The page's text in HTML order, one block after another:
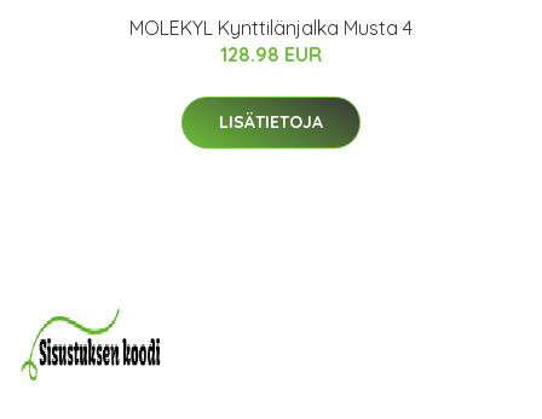
MOLEKYL Kynttilänjalka Musta 4
128.98 EUR
LISÄTIETOJA